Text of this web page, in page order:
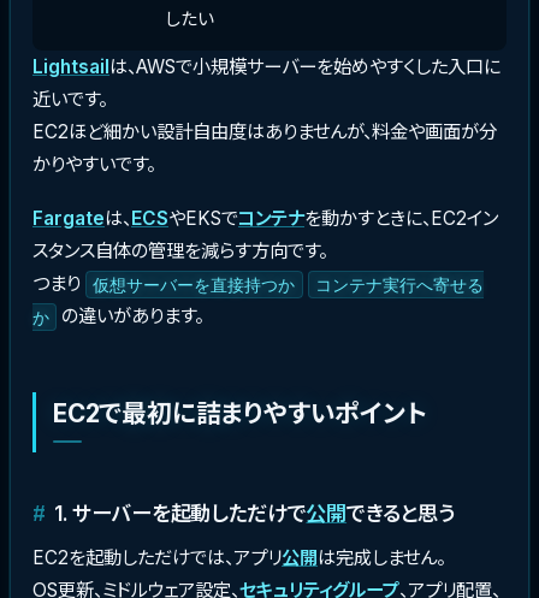
したい
Lightsailは、AWSで小規模サーバーを始めやすくした入口に
近いです。
EC2ほど細かい設計自由度はありませんが、料金や画面が分
かりやすいです。
Fargateは、ECSやEKSでコンテナを動かすときに、EC2イン
スタンス自体の管理を減らす方向です。
つまり
仮想サーバーを直接持つか
コンテナ実行へ寄せる
か
の違いがあります。
EC2で最初に詰まりやすいポイント
1. サーバーを起動しただけで公開できると思う
EC2を起動しただけでは、アプリ公開は完成しません。
OS更新、ミドルウェア設定、セキュリティグループ、アプリ配置、